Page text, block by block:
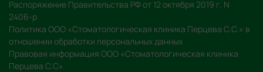
Распоряжение Правительства РФ от 12 октября 2019 г. N
2406-р
Политика ООО «Стоматологическая клиника Перцева С.С.» в
отношении обработки персональных данных
Правовая информация ООО «Стоматологическая клиника
Перцева С.С»